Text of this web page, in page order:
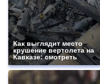
Как выглядит место
крушение вертолета на
Кавказе: смотреть